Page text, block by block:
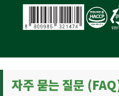
자주 묻는 질문